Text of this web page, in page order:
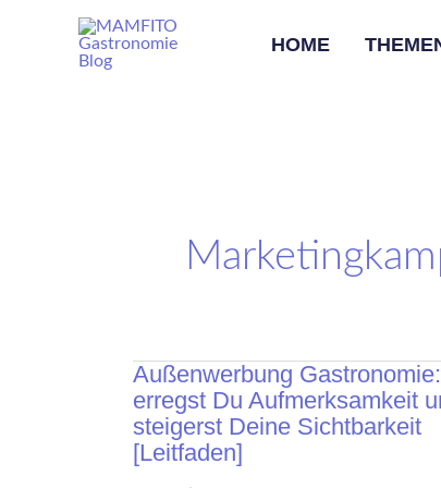
HOME
Außenwerbung
erregst Du Aufmerksamkeit
steigerst Deine Sichtbarkeit
[Leitfaden]
Außenwerbung
Gastronomie:
So
Erregst
Du
Aufmerksamkeit
Und
Steigerst